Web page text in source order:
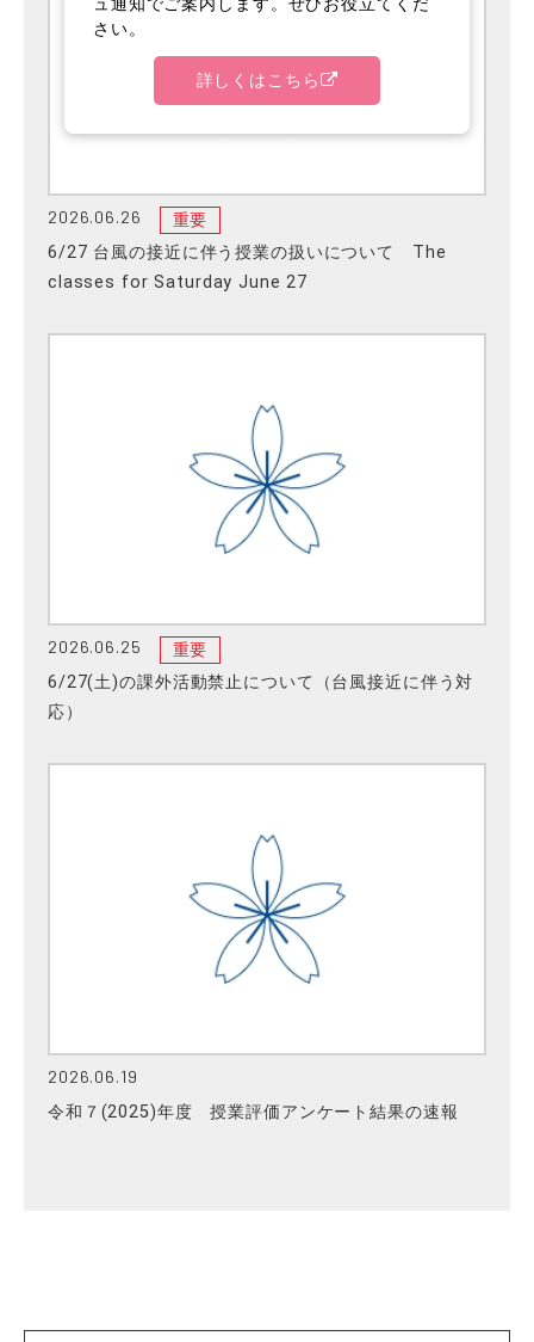
2026.06.26 重要
6/27 台風の接近に伴う授業の扱いについて The
classes for Saturday June 27
2026.06.25 重要
6/27(土)の課外活動禁止について（台風接近に伴う対
応）
2026.06.19
令和７(2025)年度 授業評価アンケート結果の速報
さい。
詳しくはこちら